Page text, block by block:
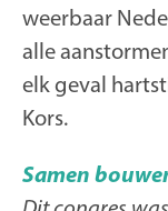
weerbaar
alle
elk geval
Kors.
Samen